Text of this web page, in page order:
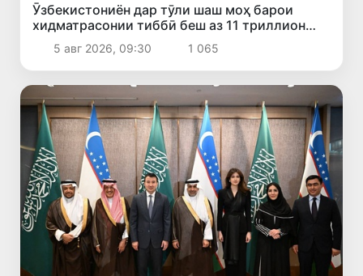
Ӯзбекистониён дар тӯли шаш моҳ барои
хидматрасонии тиббӣ беш аз 11 триллион
сӯм сарф карданд
5 авг 2026, 09:30 1 065